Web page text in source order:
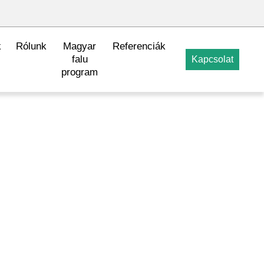
Rólunk
Magyar
falu
program
Referenciák
Kapcsolat